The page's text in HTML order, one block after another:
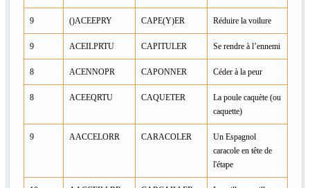
9 ()ACEEPRY CAPE(Y)ER Réduire la voilure
9 ACEILPRTU CAPITULER Se rendre à l’ennemi
8 ACENNOPR CAPONNER Céder à la peur
8 ACEEQRTU CAQUETER
La poule caquète (ou
caquette)
9 AACCELORR CARACOLER
Un Espagnol
caracole en tête de
l'étape